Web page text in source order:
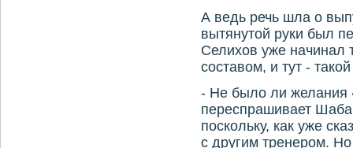
А ведь речь шла о
вытянутой руки был
Селихов уже начинал
составом, и тут -
- Не было ли желания
переспрашивает
поскольку, как уже
с другим тренером.